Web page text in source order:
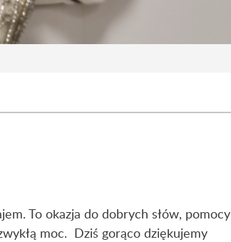
To okazja do dobrych słów, pomocy
moc. Dziś gorąco dziękujemy